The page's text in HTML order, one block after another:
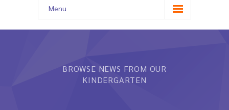
Menu
หน้าแรก
หลักสูตรและการสอน
BROWSE NEWS FROM OUR
KINDERGARTEN